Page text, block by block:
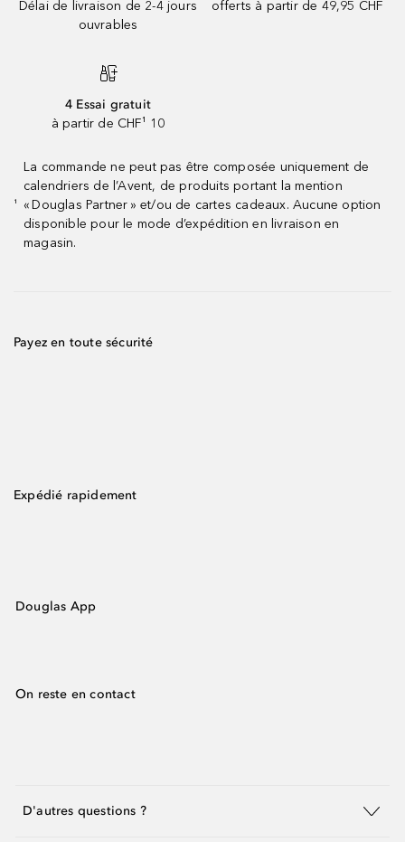
Délai de livraison de 2-4 jours
ouvrables
offerts à partir de 49,95 CHF
4 Essai gratuit
à partir de CHF¹ 10
¹
La commande ne peut pas être composée uniquement de
calendriers de l’Avent, de produits portant la mention
« Douglas Partner » et/ou de cartes cadeaux. Aucune option
disponible pour le mode d’expédition en livraison en
magasin.
Payez en toute sécurité
Expédié rapidement
Douglas App
On reste en contact
D'autres questions ?